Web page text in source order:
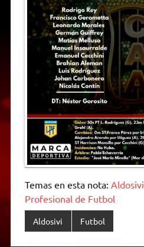
Temas en esta nota: Aldosivi
Profesional de Futbol
Aldosivi Futbol